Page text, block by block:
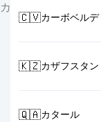
カ
🇨🇻カーボベルデ
🇰🇿カザフスタン
🇶🇦カタール